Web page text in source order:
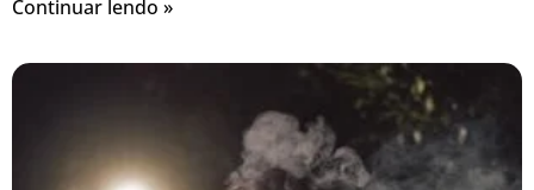
Continuar lendo »